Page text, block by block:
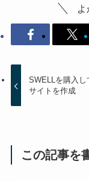
SWELLを購入し
サイトを作成
この記事を